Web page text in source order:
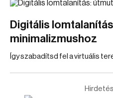
Digitális
minimalizmushoz
Így szabadítsd fel a virtuális
Hirdetés